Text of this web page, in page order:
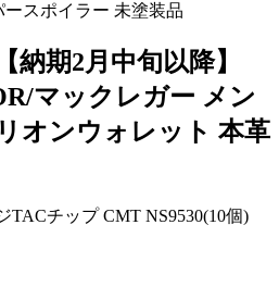
スポイラー 未塗装品
納期2月中旬以降】
マックレガー メン
オンウォレット 本革
TACチップ CMT NS9530(10個)